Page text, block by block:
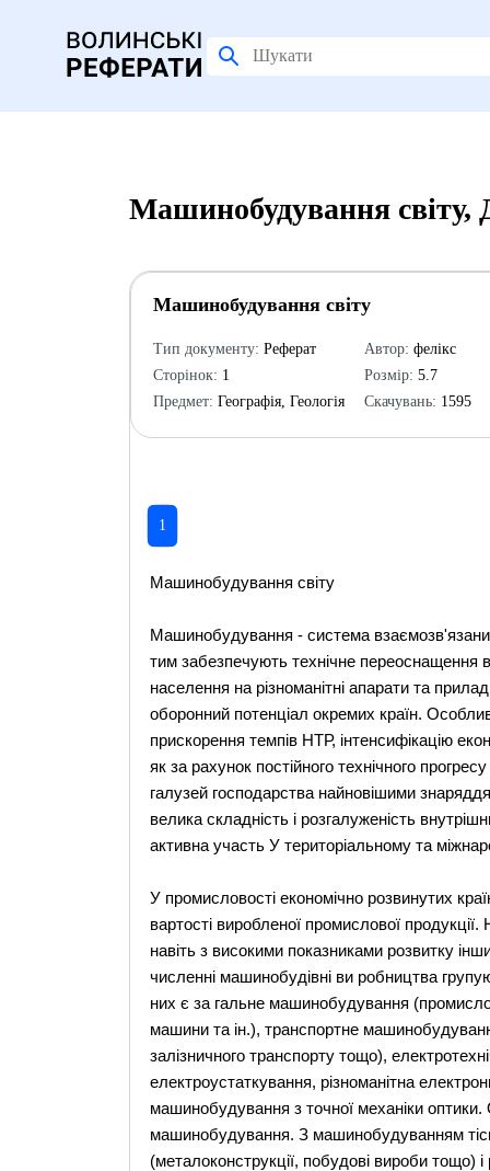
Машинобудування світу,
Машинобудування світу
Тип документу: Реферат
Сторінок: 1
Предмет: Географія, Геологія
Автор: фелікс
Розмір: 5.7
Скачувань: 1595
1
Машинобудування світу
Машинобудування - система
тим забезпечують технічне переоснащення
населення на різноманітні апарати та
оборонний потенціал окремих країн.
прискорення темпів НТР, інтенсифікацію
як за рахунок постійного технічного
галузей господарства найновішими
велика складність і розгалуженість
активна участь У територіальному та
У промисловості економічно розвинутих
вартості виробленої промислової
навіть з високими показниками розвитку
численні машинобудівні ви робництва
них є за гальне машинобудування
машини та ін.), транспортне
залізничного транспорту тощо),
електроустаткування, різноманітна
машинобудування з точної механіки
машинобудування. З машинобудуванням
(металоконструкції, побудові вироби тощо)